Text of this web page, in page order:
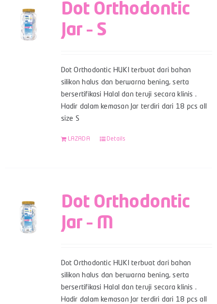
Dot Orthodontic
Jar – S
Dot Orthodontic HUKI terbuat dari bahan
silikon halus dan berwarna bening, serta
bersertifikasi Halal dan teruji secara klinis .
Hadir dalam kemasan Jar terdiri dari 18 pcs all
size S
LAZADA Details
Dot Orthodontic
Jar – M
Dot Orthodontic HUKI terbuat dari bahan
silikon halus dan berwarna bening, serta
bersertifikasi Halal dan teruji secara klinis .
Hadir dalam kemasan Jar terdiri dari 18 pcs all